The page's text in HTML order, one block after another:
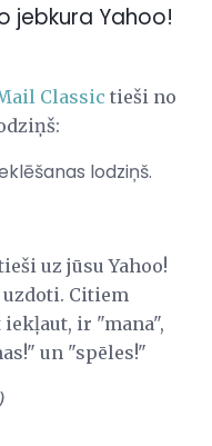
jebkura Yahoo!
Classic tieši no
lodziņš.
uz jūsu Yahoo!
Citiem
ir "mana",
un "spēles!"